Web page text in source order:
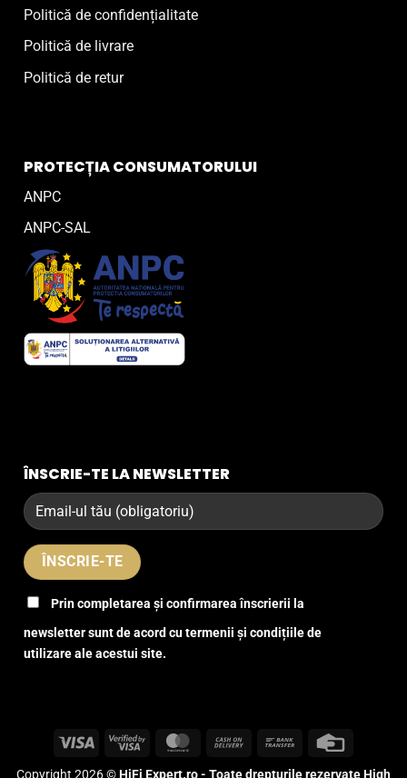
Politică de confidențialitate
Politică de livrare
Politică de retur
PROTECȚIA CONSUMATORULUI
ANPC
ANPC-SAL
ÎNSCRIE-TE LA NEWSLETTER
Prin completarea și confirmarea înscrierii la
newsletter sunt de acord cu termenii și condițiile de
utilizare ale acestui site.
Visa
Visa
MasterCardCash
Bank
Copyright 2026 ©HiFi Expert.ro - Toate drepturile rezervate High